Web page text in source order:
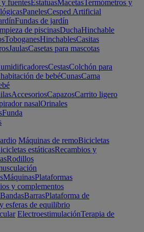
fuentesEstatuasMacetasTermómetros y
PanelesCesped Artificial
Fundas de jardín
de piscinasDuchaHinchable
ToboganesHinchablesCasitas
JaulasCasetas para mascotas
CestasColchón para
de bebéCunasCama
AccesoriosCapazosCarrito ligero
nasalOrinales
Funda
Máquinas de remoBicicletas
estáticasRecambios y
Rodillos
MáquinasPlataformas
y complementos
BandasBarrasPlataforma de
esferas de equilibrio
ElectroestimulaciónTerapia de